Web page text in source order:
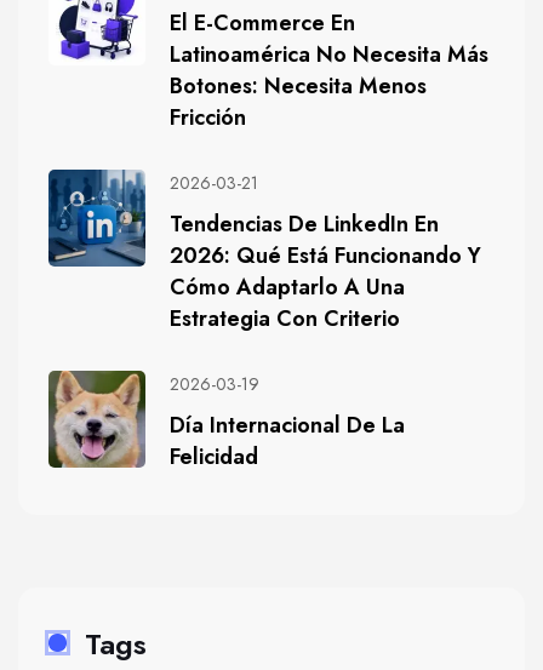
El E-Commerce En
Latinoamérica No Necesita Más
Botones: Necesita Menos
Fricción
2026-03-21
Tendencias De LinkedIn En
2026: Qué Está Funcionando Y
Cómo Adaptarlo A Una
Estrategia Con Criterio
2026-03-19
Día Internacional De La
Felicidad
Tags